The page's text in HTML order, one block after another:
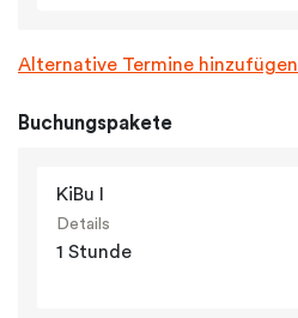
Alternative Termine hinzufügen
Buchungspakete
KiBu I
Details
1 Stunde